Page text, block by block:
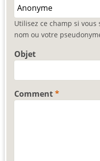
Utilisez ce champ si
nom ou votre
Objet
Comment